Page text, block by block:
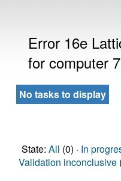
Error 16e
for computer
No tasks to display
State: All (0) · In
Validation inconclusive